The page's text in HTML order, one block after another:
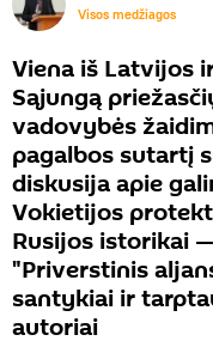
Visos medžiagos
Viena iš Latvijos
Sąjungą
vadovybės
pagalbos sutartį
diskusija apie
Vokietijos
Rusijos istorikai
"Priverstinis
santykiai ir
autoriai